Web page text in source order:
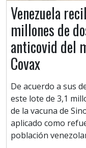
Venezuela
millones de
anticovid del
Covax
De acuerdo a sus
este lote de 3,1
de la vacuna de
aplicado como
población